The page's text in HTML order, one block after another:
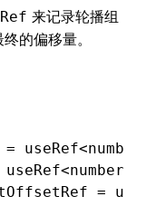
来记录轮播组
的偏移量。
= useRef<number
useRef<number
=